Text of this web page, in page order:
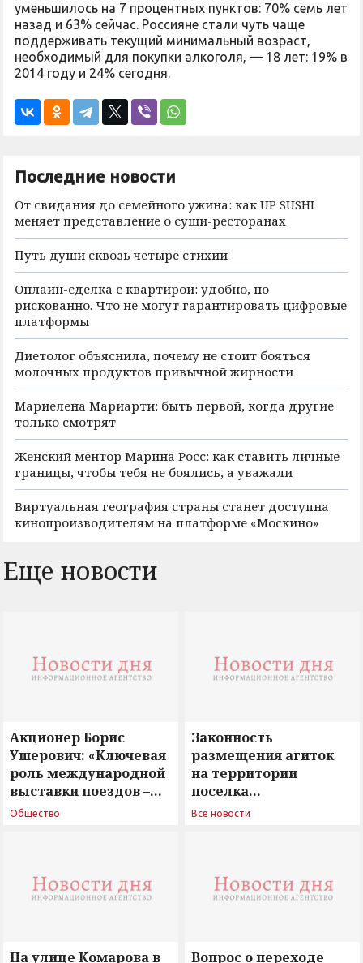
уменьшилось на 7 процентных пунктов: 70% семь лет
назад и 63% сейчас. Россияне стали чуть чаще
поддерживать текущий минимальный возраст,
необходимый для покупки алкоголя, — 18 лет: 19% в
2014 году и 24% сегодня.
Последние новости
От свидания до семейного ужина: как UP SUSHI
меняет представление о суши-ресторанах
Путь души сквозь четыре стихии
Онлайн-сделка с квартирой: удобно, но
рискованно. Что не могут гарантировать цифровые
платформы
Диетолог объяснила, почему не стоит бояться
молочных продуктов привычной жирности
Мариелена Мариарти: быть первой, когда другие
только смотрят
Женский ментор Марина Росс: как ставить личные
границы, чтобы тебя не боялись, а уважали
Виртуальная география страны станет доступна
кинопроизводителям на платформе «Москино»
Еще новости
Акционер Борис
Ушерович: «Ключевая
роль международной
выставки поездов –
поиск ответов на
Общество
Законность
размещения агиток
на территории
поселка
Новосергиевка
Все новости
На улице Комарова в Вопрос о переходе